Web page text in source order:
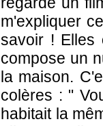
m'expliquer
savoir ! Elles
compose un
la maison.
colères : "
habitait la